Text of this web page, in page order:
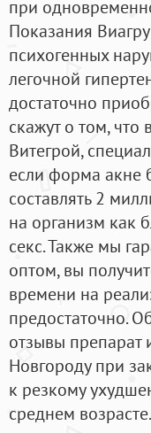
при
Показания
психогенных
легочной
достаточно
скажут о том,
Витегрой,
если форма акне
составлять 2
на организм как
секс. Также мы
оптом, вы
времени на
предостаточно.
отзывы препарат
Новгороду при
к резкому
среднем